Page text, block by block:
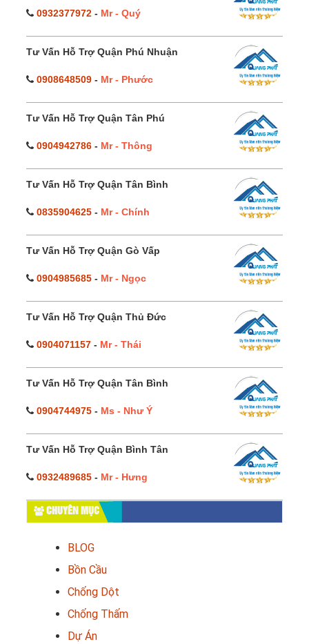
0932377972 - Mr - Quý
Tư Vấn Hỗ Trợ Quận Phú Nhuận
0908648509 - Mr - Phước
Tư Vấn Hỗ Trợ Quận Tân Phú
0904942786 - Mr - Thông
Tư Vấn Hỗ Trợ Quận Tân Bình
0835904625 - Mr - Chính
Tư Vấn Hỗ Trợ Quận Gò Vấp
0904985685 - Mr - Ngọc
Tư Vấn Hỗ Trợ Quận Thủ Đức
0904071157 - Mr - Thái
Tư Vấn Hỗ Trợ Quận Tân Bình
0904744975 - Ms - Như Ý
Tư Vấn Hỗ Trợ Quận Bình Tân
0932489685 - Mr - Hưng
CHUYÊN MỤC
BLOG
Bồn Cầu
Chống Dột
Chống Thấm
Dự Án